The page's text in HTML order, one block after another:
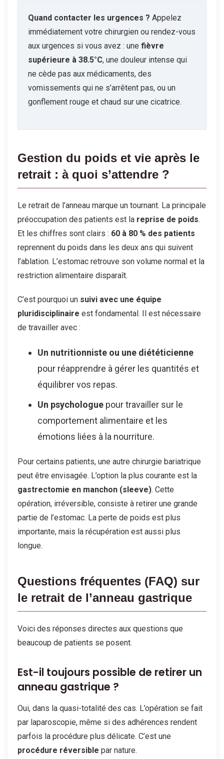
Quand contacter les urgences ? Appelez
immédiatement votre chirurgien ou rendez-vous
aux urgences si vous avez : une fièvre
supérieure à 38.5°C, une douleur intense qui
ne cède pas aux médicaments, des
vomissements qui ne s’arrêtent pas, ou un
gonflement rouge et chaud sur une cicatrice.
Gestion du poids et vie après le
retrait : à quoi s’attendre ?
Le retrait de l’anneau marque un tournant. La principale
préoccupation des patients est la reprise de poids.
Et les chiffres sont clairs : 60 à 80 % des patients
reprennent du poids dans les deux ans qui suivent
l’ablation. L’estomac retrouve son volume normal et la
restriction alimentaire disparaît.
C’est pourquoi un suivi avec une équipe
pluridisciplinaire est fondamental. Il est nécessaire
de travailler avec :
Un nutritionniste ou une diététicienne
pour réapprendre à gérer les quantités et
équilibrer vos repas.
Un psychologue pour travailler sur le
comportement alimentaire et les
émotions liées à la nourriture.
Pour certains patients, une autre chirurgie bariatrique
peut être envisagée. L’option la plus courante est la
gastrectomie en manchon (sleeve). Cette
opération, irréversible, consiste à retirer une grande
partie de l’estomac. La perte de poids est plus
importante, mais la récupération est aussi plus
longue.
Questions fréquentes (FAQ) sur
le retrait de l’anneau gastrique
Voici des réponses directes aux questions que
beaucoup de patients se posent.
Est-il toujours possible de retirer un
anneau gastrique ?
Oui, dans la quasi-totalité des cas. L’opération se fait
par laparoscopie, même si des adhérences rendent
parfois la procédure plus délicate. C’est une
procédure réversible par nature.